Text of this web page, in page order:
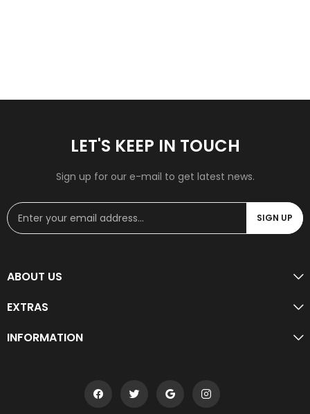
LET'S KEEP IN TOUCH
Sign up for our e-mail to get latest news.
SIGN UP
ABOUT US
EXTRAS
INFORMATION